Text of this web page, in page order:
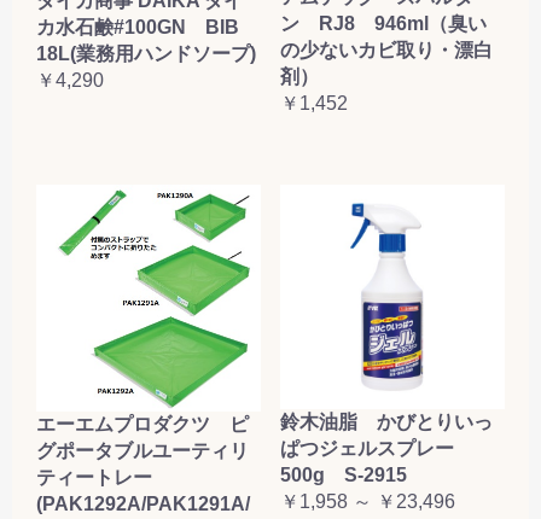
カ水石鹸#100GN BIB
18L(業務用ハンドソープ)
￥4,290
ン RJ8 946ml（臭い
の少ないカビ取り・漂白
剤）
￥1,452
エーエムプロダクツ ピ
グポータブルユーティリ
ティートレー
(PAK1292A/PAK1291A/
鈴木油脂 かびとりいっ
ぱつジェルスプレー
500g S-2915
￥1,958 ～ ￥23,496